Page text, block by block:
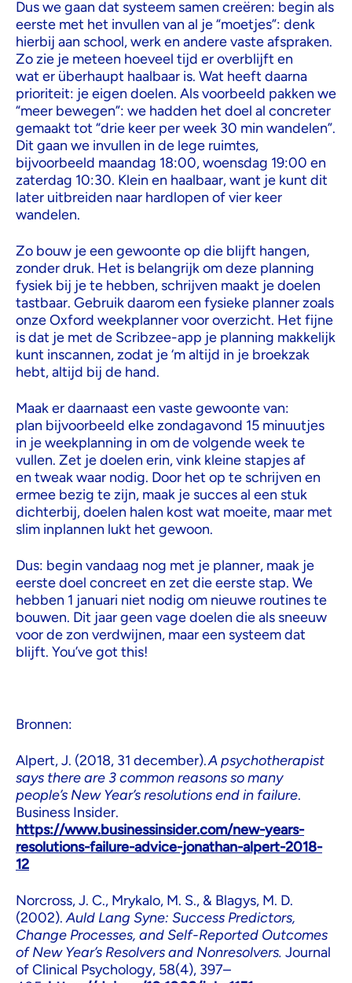
Dus we gaan dat systeem samen creëren: begin als
eerste met het invullen van al je “moetjes”: denk
hierbij aan school, werk en andere vaste afspraken.
Zo zie je meteen hoeveel tijd er overblijft en
wat er überhaupt haalbaar is. Wat heeft daarna
prioriteit: je eigen doelen. Als voorbeeld pakken we
“meer bewegen”: we hadden het doel al concreter
gemaakt tot “drie keer per week 30 min wandelen”.
Dit gaan we invullen in de lege ruimtes,
bijvoorbeeld maandag 18:00, woensdag 19:00 en
zaterdag 10:30. Klein en haalbaar, want je kunt dit
later uitbreiden naar hardlopen of vier keer
wandelen.
Zo bouw je een gewoonte op die blijft hangen,
zonder druk. Het is belangrijk om deze planning
fysiek bij je te hebben, schrijven maakt je doelen
tastbaar. Gebruik daarom een fysieke planner zoals
onze Oxford weekplanner voor overzicht. Het fijne
is dat je met de Scribzee-app je planning makkelijk
kunt inscannen, zodat je ‘m altijd in je broekzak
hebt, altijd bij de hand.
Maak er daarnaast een vaste gewoonte van:
plan bijvoorbeeld elke zondagavond 15 minuutjes
in je weekplanning in om de volgende week te
vullen. Zet je doelen erin, vink kleine stapjes af
en tweak waar nodig. Door het op te schrijven en
ermee bezig te zijn, maak je succes al een stuk
dichterbij, doelen halen kost wat moeite, maar met
slim inplannen lukt het gewoon.
Dus: begin vandaag nog met je planner, maak je
eerste doel concreet en zet die eerste stap. We
hebben 1 januari niet nodig om nieuwe routines te
bouwen. Dit jaar geen vage doelen die als sneeuw
voor de zon verdwijnen, maar een systeem dat
blijft. You’ve got this!
Bronnen:
Alpert, J. (2018, 31 december).A psychotherapist
says there are 3 common reasons so many
people’s New Year’s resolutions end in failure.
Business Insider.
https://www.businessinsider.com/new-years-
resolutions-failure-advice-jonathan-alpert-2018-
12
Norcross, J. C., Mrykalo, M. S., & Blagys, M. D.
(2002).Auld Lang Syne: Success Predictors,
Change Processes, and Self-Reported Outcomes
of New Year’s Resolvers and Nonresolvers. Journal
of Clinical Psychology, 58(4), 397–